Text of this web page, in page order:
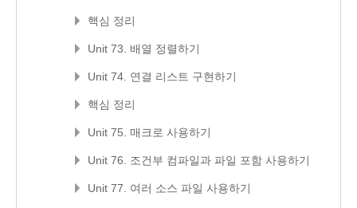
핵심 정리
Unit 73. 배열 정렬하기
Unit 74. 연결 리스트 구현하기
핵심 정리
Unit 75. 매크로 사용하기
Unit 76. 조건부 컴파일과 파일 포함 사용하기
Unit 77. 여러 소스 파일 사용하기